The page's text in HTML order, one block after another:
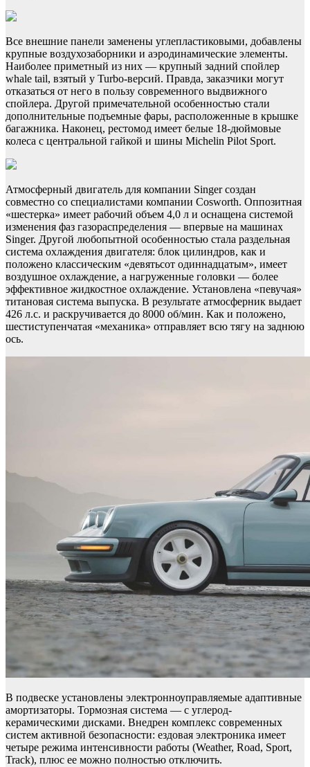
Все внешние панели заменены углепластиковыми, добавлены
крупные воздухозаборники и аэродинамические элементы.
Наиболее приметный из них — крупный задний спойлер
whale tail, взятый у Turbo-версий. Правда, заказчики могут
отказаться от него в пользу современного выдвижного
спойлера. Другой примечательной особенностью стали
дополнительные подъемные фары, расположенные в крышке
багажника. Наконец, рестомод имеет белые 18-дюймовые
колеса с центральной гайкой и шины Michelin Pilot Sport.
Атмосферный двигатель для компании Singer создан
совместно со специалистами компании Cosworth. Оппозитная
«шестерка» имеет рабочий объем 4,0 л и оснащена системой
изменения фаз газораспределения — впервые на машинах
Singer. Другой любопытной особенностью стала раздельная
система охлаждения двигателя: блок цилиндров, как и
положено классическим «девятьсот одиннадцатым», имеет
воздушное охлаждение, а нагруженные головки — более
эффективное жидкостное охлаждение. Установлена «певучая»
титановая система выпуска. В результате атмосферник выдает
426 л.с. и раскручивается до 8000 об/мин. Как и положено,
шестиступенчатая «механика» отправляет всю тягу на заднюю
ось.
В подвеске установлены электронноуправляемые адаптивные
амортизаторы. Тормозная система — с углерод-
керамическими дисками. Внедрен комплекс современных
систем активной безопасности: ездовая электроника имеет
четыре режима интенсивности работы (Weather, Road, Sport,
Track), плюс ее можно полностью отключить.